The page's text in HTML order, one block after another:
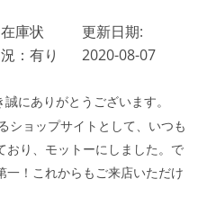
在庫状
況：有り
更新日期:
2020-08-07
にありがとうございます。
ショップサイトとして、いつも
おり、モットーにしました。で
！これからもご来店いただけ